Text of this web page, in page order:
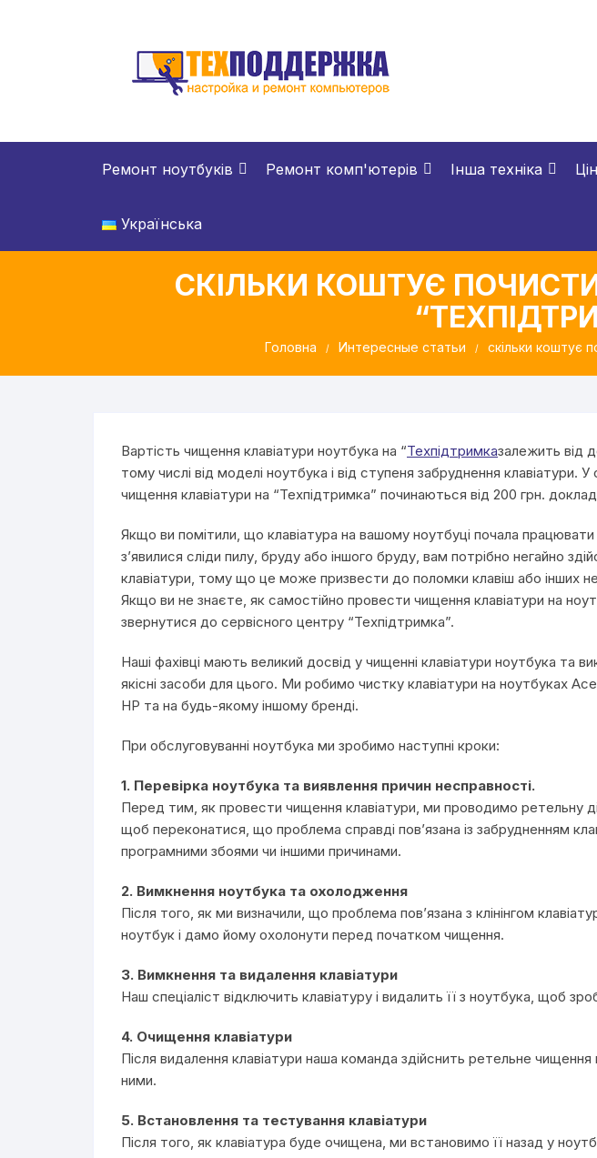
Ремонт ноутбуків Ремонт комп'ютерів Інша техніка
Українська
СКІЛЬКИ КОШТУЄ
Головна Интересные статьи скільки коштує
Вартість чищення клавіатури ноутбука на “Техпідтримказалежить від
тому числі від моделі ноутбука і від ступеня забруднення клавіатури.
чищення клавіатури на “Техпідтримка” починаються від 200 грн.
Якщо ви помітили, що клавіатура на вашому ноутбуці почала
з’явилися сліди пилу, бруду або іншого бруду, вам потрібно негайно
клавіатури, тому що це може призвести до поломки клавіш або інших
Якщо ви не знаєте, як самостійно провести чищення клавіатури на
звернутися до сервісного центру “Техпідтримка”.
Наші фахівці мають великий досвід у чищенні клавіатури ноутбука та
якісні засоби для цього. Ми робимо чистку клавіатури на ноутбуках
HP та на будь-якому іншому бренді.
При обслуговуванні ноутбука ми зробимо наступні кроки:
1. Перевірка ноутбука та виявлення причин несправності.
Перед тим, як провести чищення клавіатури, ми проводимо ретельну
щоб переконатися, що проблема справді пов’язана із забрудненням
програмними збоями чи іншими причинами.
2. Вимкнення ноутбука та охолодження
Після того, як ми визначили, що проблема пов’язана з клінінгом
ноутбук і дамо йому охолонути перед початком чищення.
3. Вимкнення та видалення клавіатури
Наш спеціаліст відключить клавіатуру і видалить її з ноутбука, щоб
4. Очищення клавіатури
Після видалення клавіатури наша команда здійснить ретельне чищення
ними.
5. Встановлення та тестування клавіатури
Після того, як клавіатура буде очищена, ми встановимо її назад у